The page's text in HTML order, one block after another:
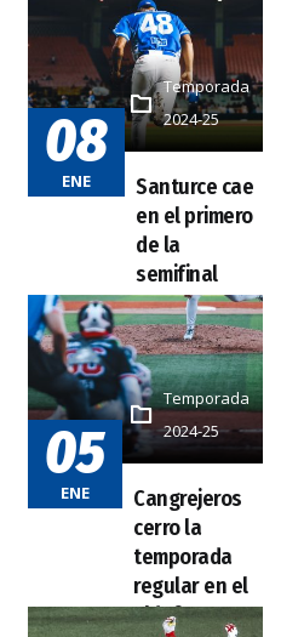
Temporada
2024-25
08
ENE
Temporada
2024-25
05
ENE